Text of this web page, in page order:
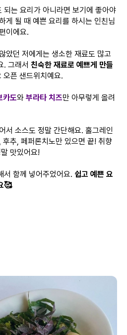
되는 요리가 아니라면 보기에 좋아야
게 될 때 예쁜 요리를 하시는 인친님
이에요.
았던 저에게는 생소한 재료도 많고
. 그래서 친숙한 재료로 예쁘게 만들
오픈 샌드위치예요.
카도와 부라타 치즈만 아무렇게 올려
서 소스도 정말 간단해요. 홀그레인
추, 페퍼론치노만 있으면 끝! 취향
맛있어요!
서 함께 넣어주었어요. 쉽고 예쁜 요
🥰